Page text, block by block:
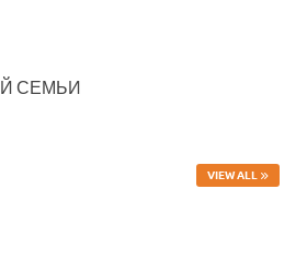
СЕМЬИ
VIEW ALL